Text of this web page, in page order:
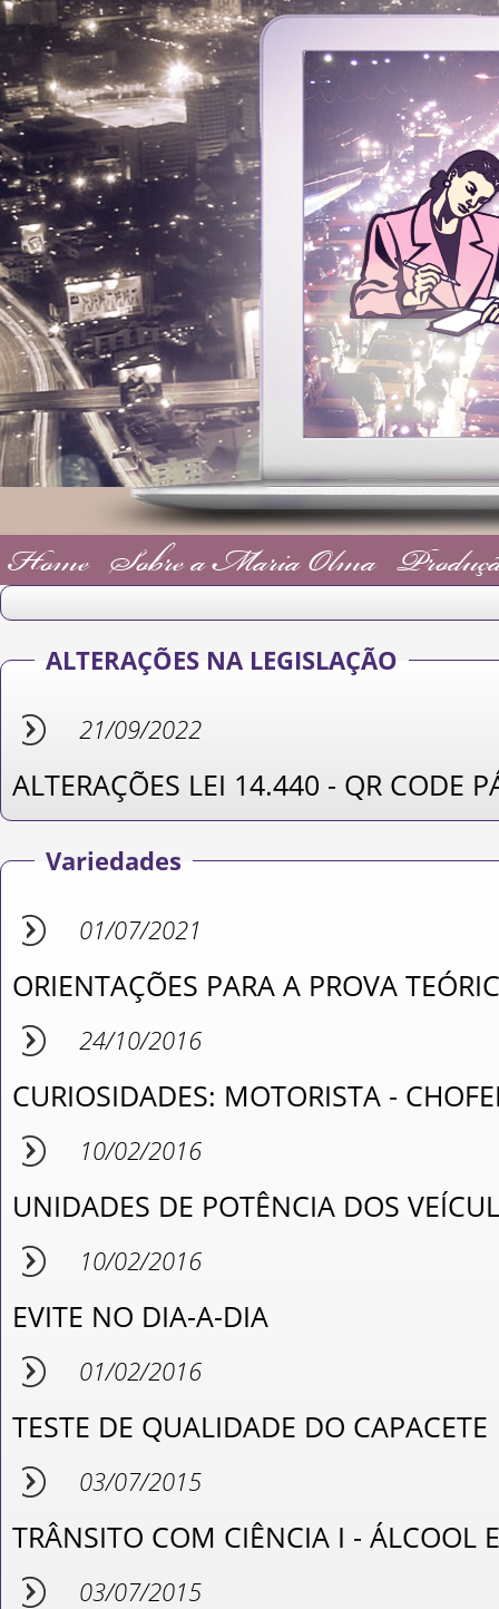
HomeSobre a Maria Olma
ALTERAÇÕES NA LEGISLAÇÃO
21/09/2022
ALTERAÇÕES LEI 14.440 - QR CODE
Variedades
01/07/2021
ORIENTAÇÕES PARA A PROVA
24/10/2016
CURIOSIDADES: MOTORISTA -
10/02/2016
UNIDADES DE POTÊNCIA DOS
10/02/2016
EVITE NO DIA-A-DIA
01/02/2016
TESTE DE QUALIDADE DO CAPACETE
03/07/2015
TRÂNSITO COM CIÊNCIA I - ÁLCOOL
03/07/2015